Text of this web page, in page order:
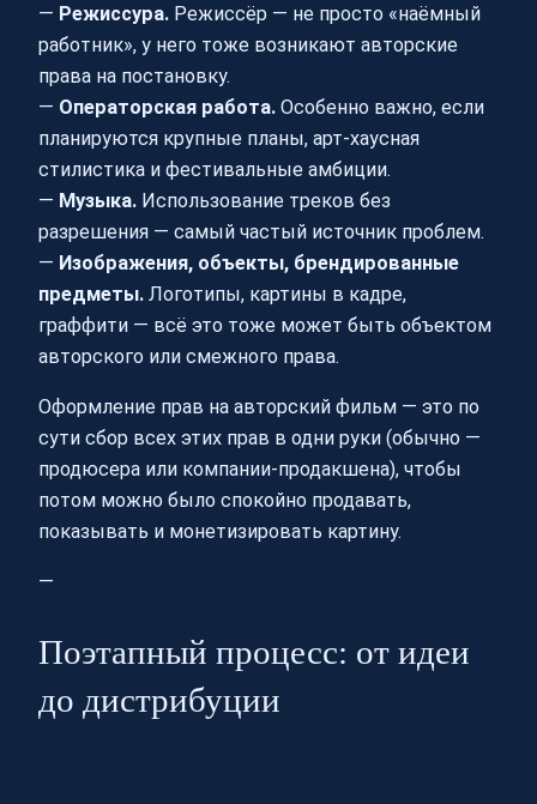
— Режиссура. Режиссёр — не просто «наёмный
работник», у него тоже возникают авторские
права на постановку.
— Операторская работа. Особенно важно, если
планируются крупные планы, арт‑хаусная
стилистика и фестивальные амбиции.
— Музыка. Использование треков без
разрешения — самый частый источник проблем.
— Изображения, объекты, брендированные
предметы. Логотипы, картины в кадре,
граффити — всё это тоже может быть объектом
авторского или смежного права.
Оформление прав на авторский фильм — это по
сути сбор всех этих прав в одни руки (обычно —
продюсера или компании-продакшена), чтобы
потом можно было спокойно продавать,
показывать и монетизировать картину.
—
Поэтапный процесс: от идеи
до дистрибуции